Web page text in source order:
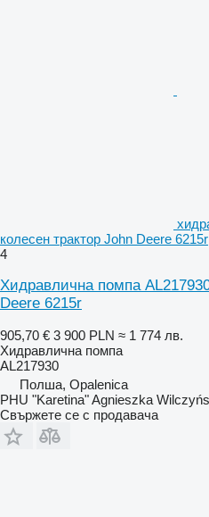
колесен трактор John Deere 6215r
4
Хидравлична помпа
Deere 6215r
905,70 € 3 900 PLN ≈ 1 774 лв.
Хидравлична помпа
AL217930
Полша, Opalenica
PHU "Karetina" Agnieszka
Свържете се с продавача